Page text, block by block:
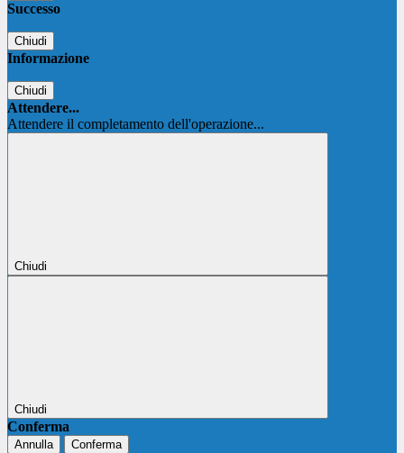
Successo
Chiudi
Informazione
Chiudi
Attendere...
Attendere il completamento dell'operazione...
Chiudi
Chiudi
Conferma
Annulla Conferma